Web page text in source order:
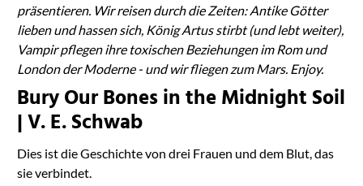
präsentieren. Wir reisen durch die Zeiten: Antike Götter
lieben und hassen sich, König Artus stirbt (und lebt weiter),
Vampir pflegen ihre toxischen Beziehungen im Rom und
London der Moderne - und wir fliegen zum Mars. Enjoy.
Bury Our Bones in the Midnight Soil
| V. E. Schwab
Dies ist die Geschichte von drei Frauen und dem Blut, das
sie verbindet.